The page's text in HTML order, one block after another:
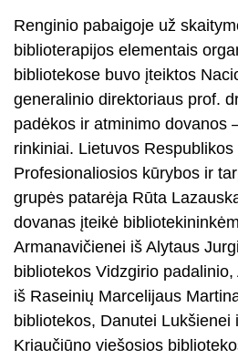
Renginio pabaigoje už
biblioterapijos elementais
bibliotekose buvo įteiktos
generalinio direktoriaus prof.
padėkos ir atminimo dovanos
rinkiniai. Lietuvos
Profesionaliosios kūrybos ir
grupės patarėja Rūta
dovanas įteikė
Armanavičienei iš Alytaus
bibliotekos Vidzgirio
iš Raseinių Marcelijaus
bibliotekos, Danutei
Kriaučiūno viešosios